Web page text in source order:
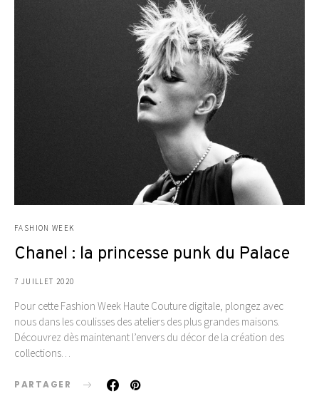
FASHION WEEK
Chanel : la princesse punk du Palace
7 JUILLET 2020
Pour cette Fashion Week Haute Couture digitale, plongez avec
nous dans les coulisses des ateliers des plus grandes maisons.
Découvrez dès maintenant l’envers du décor de la création des
collections…
PARTAGER